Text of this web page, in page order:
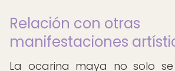
Relación con otras
manifestaciones
La ocarina maya no solo